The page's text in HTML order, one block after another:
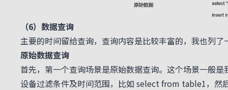
（6）数据查询
主要的时间留给查询，查询内容是比较丰富的，我也列
原始数据查询
首先，第一个查询场景是原始数据查询。这个场景一般
设备过滤条件及时间范围，比如 select from table1，